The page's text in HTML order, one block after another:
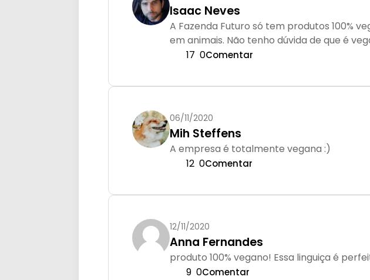
Isaac Neves
A Fazenda Futuro só tem produtos 100%
em animais. Não tenho dúvida de que é
17 0Comentar
06/11/2020
Mih Steffens
A empresa é totalmente vegana :)
12 0Comentar
12/11/2020
Anna Fernandes
produto 100% vegano! Essa linguiça é
9 0Comentar